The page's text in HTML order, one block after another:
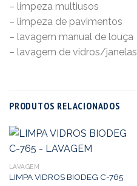
– limpeza multiusos
– limpeza de pavimentos
– lavagem manual de louça
– lavagem de vidros/janelas
PRODUTOS RELACIONADOS
LAVAGEM
LIMPA VIDROS BIODEG C-765